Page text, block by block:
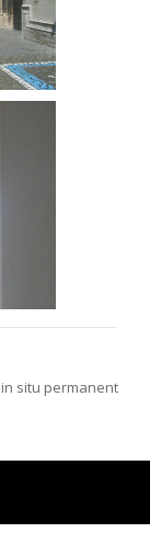
in situ permanent